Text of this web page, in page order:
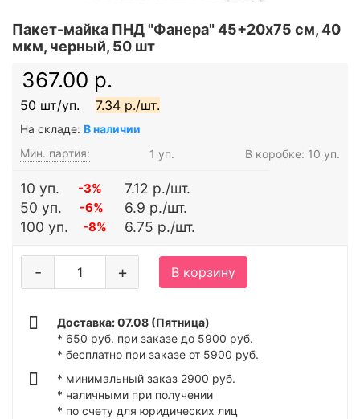
Пакет-майка ПНД "Фанера" 45+20х75 см, 40
мкм, черный, 50 шт
367.00 р.
50 шт/уп. 7.34 р./шт.
На складе: В наличии
Мин. партия:
1 уп. В коробке: 10 уп.
10 уп. -3%
7.12 р./шт.
50 уп.
-6%
6.9 р./шт.
100 уп.
-8% 6.75 р./шт.
+
- В корзину
Доставка: 07.08 (Пятница)
* 650 руб. при заказе до 5900 руб.
* бесплатно при заказе от 5900 руб.
* минимальный заказ 2900 руб.
* наличными при получении
* по счету для юридических лиц